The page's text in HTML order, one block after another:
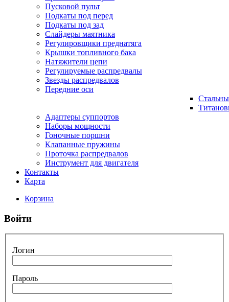
Пусковой пульт
Подкаты под перед
Подкаты под зад
Слайдеры маятника
Регулировщики преднатяга
Крышки топливного бака
Натяжители цепи
Регулируемые распредвалы
Звезды распредвалов
Передние оси
Адаптеры суппортов
Наборы мощности
Гоночные поршни
Клапанные пружины
Проточка распредвалов
Инструмент для двигателя
Контакты
Карта
Корзина
Войти
Логин
Пароль